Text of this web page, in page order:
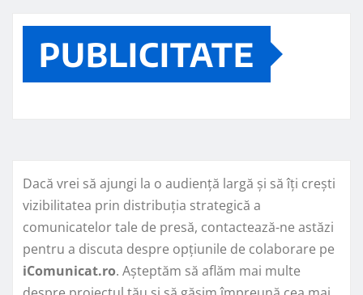
PUBLICITATE
Dacă vrei să ajungi la o audiență largă și să îți crești
vizibilitatea prin distribuția strategică a
comunicatelor tale de presă, contactează-ne astăzi
pentru a discuta despre opțiunile de colaborare pe
iComunicat.ro. Așteptăm să aflăm mai multe